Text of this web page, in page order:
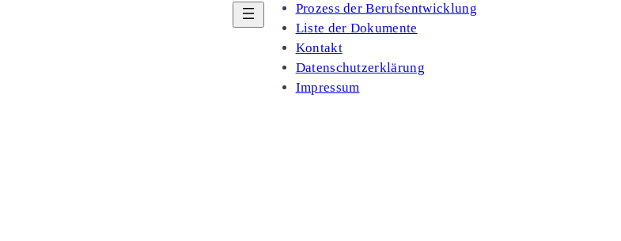
Prozess der Berufsentwicklung
Liste der Dokumente
Kontakt
Datenschutzerklärung
Impressum